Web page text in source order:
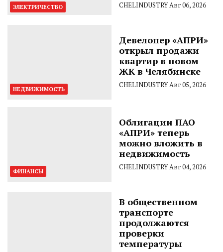
ЭЛЕКТРИЧЕСТВО CHELINDUSTRYАвг 06, 2026
НЕДВИЖИМОСТЬ
Девелопер «АПРИ»
открыл продажи
квартир в новом
ЖК в Челябинске
CHELINDUSTRYАвг 05, 2026
ФИНАНСЫ
Облигации ПАО
«АПРИ» теперь
можно вложить в
недвижимость
CHELINDUSTRYАвг 04, 2026
В общественном
транспорте
продолжаются
проверки
температуры